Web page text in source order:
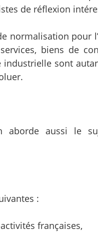
de réflexion
normalisation pour
biens de
sont
aussi le
:
françaises,